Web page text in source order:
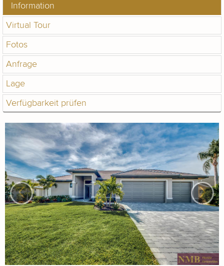
Information
Virtual Tour
Fotos
Anfrage
Lage
Verfügbarkeit prüfen
‹ ›